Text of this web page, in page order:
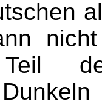
Teil